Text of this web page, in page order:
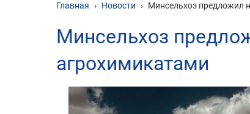
Главная › Новости › Минсельхоз предложил
Минсельхоз
агрохимикатами